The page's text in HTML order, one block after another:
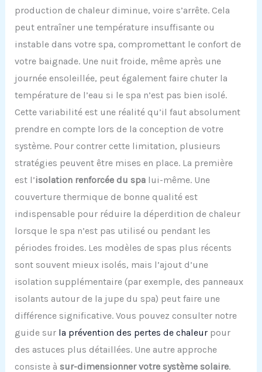
production de chaleur diminue, voire s’arrête. Cela
peut entraîner une température insuffisante ou
instable dans votre spa, compromettant le confort de
votre baignade. Une nuit froide, même après une
journée ensoleillée, peut également faire chuter la
température de l’eau si le spa n’est pas bien isolé.
Cette variabilité est une réalité qu’il faut absolument
prendre en compte lors de la conception de votre
système. Pour contrer cette limitation, plusieurs
stratégies peuvent être mises en place. La première
est l’isolation renforcée du spalui-même. Une
couverture thermique de bonne qualité est
indispensable pour réduire la déperdition de chaleur
lorsque le spa n’est pas utilisé ou pendant les
périodes froides. Les modèles de spas plus récents
sont souvent mieux isolés, mais l’ajout d’une
isolation supplémentaire (par exemple, des panneaux
isolants autour de la jupe du spa) peut faire une
différence significative. Vous pouvez consulter notre
guide sur la prévention des pertes de chaleurpour
des astuces plus détaillées. Une autre approche
consiste à sur-dimensionner votre système solaire.